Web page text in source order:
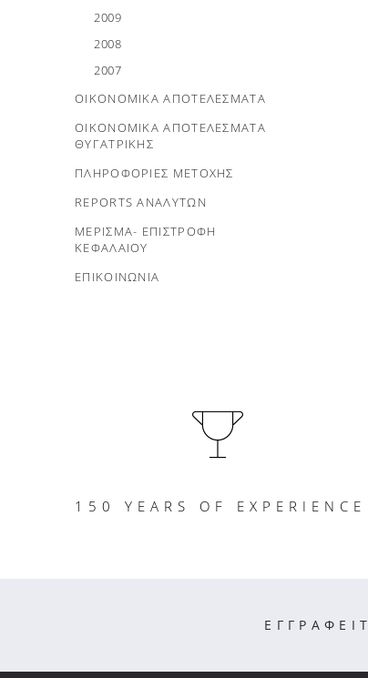
2009
2008
2007
ΟΙΚΟΝΟΜΙΚΑ ΑΠΟΤΕΛΕΣΜΑΤΑ
ΟΙΚΟΝΟΜΙΚΑ ΑΠΟΤΕΛΕΣΜΑΤΑ
ΘΥΓΑΤΡΙΚΗΣ
ΠΛΗΡΟΦΟΡΙΕΣ ΜΕΤΟΧΗΣ
REPORTS ΑΝΑΛΥΤΩΝ
ΜΕΡΙΣΜΑ- ΕΠΙΣΤΡΟΦΗ
ΚΕΦΑΛΑΙΟΥ
ΕΠΙΚΟΙΝΩΝΙΑ
150 YEARS OF EXPERIENCE